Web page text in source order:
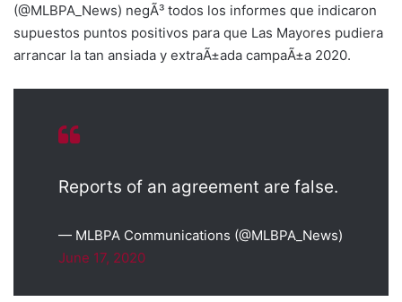
(@MLBPA_News) negÃ³ todos los informes que indicaron
supuestos puntos positivos para que Las Mayores pudiera
arrancar la tan ansiada y extraÃ±ada campaÃ±a 2020.
Reports of an agreement are false.
— MLBPA Communications (@MLBPA_News)
June 17, 2020